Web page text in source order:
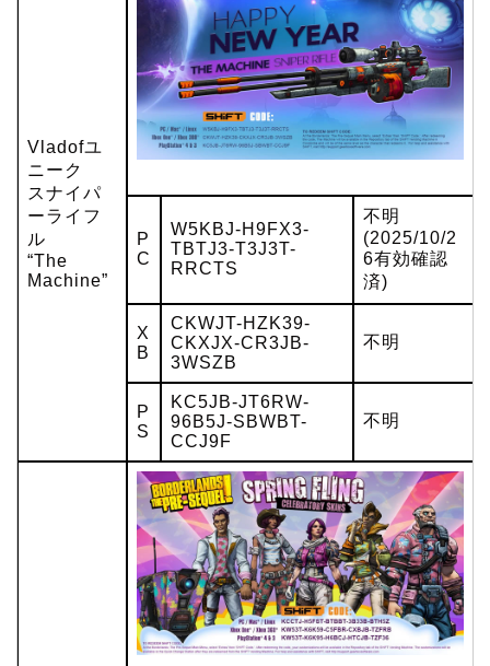
Vladofユ
ニーク
スナイパ
ーライフ
ル
“The
Machine”
P
C
W5KBJ-H9FX3-
TBTJ3-T3J3T-
RRCTS
不明
(2025/10/2
6有効確認
済)
X
B
CKWJT-HZK39-
CKXJX-CR3JB-
3WSZB
不明
P
S
KC5JB-JT6RW-
96B5J-SBWBT-
CCJ9F
不明